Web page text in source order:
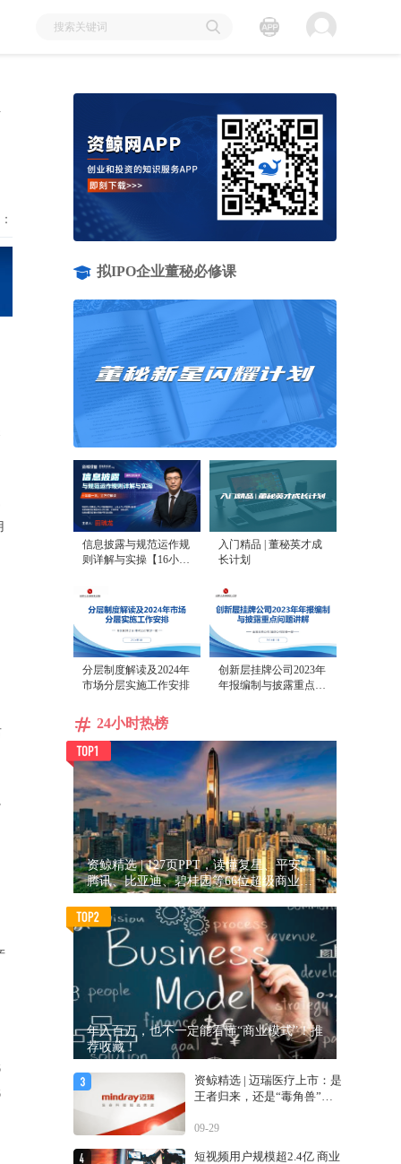
拟IPO企业董秘必修课
信息披露与规范运作规
则详解与实操【16小时
入门精品 | 董秘英才成
长计划
分层制度解读及2024年
市场分层实施工作安排
创新层挂牌公司2023年
年报编制与披露重点问
24小时热榜
资鲸精选 | 127页PPT，读懂复星、平安、
腾讯、比亚迪、碧桂园等66位超级商业巨
头未来产业布局！（非常值得收藏！）
年入百万，也不一定能看懂“商业模式”！推
荐收藏！
资鲸精选 | 迈瑞医疗上市：是
王者归来，还是“毒角兽”降
09-29
短视频用户规模超2.4亿 商业